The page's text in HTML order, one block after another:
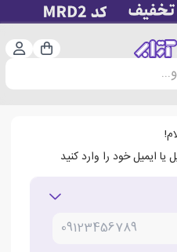
سبد
ایمیل خود را وارد کنید